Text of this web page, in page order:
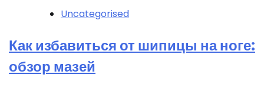
Uncategorised
Как избавиться от шипицы на ноге:
обзор мазей